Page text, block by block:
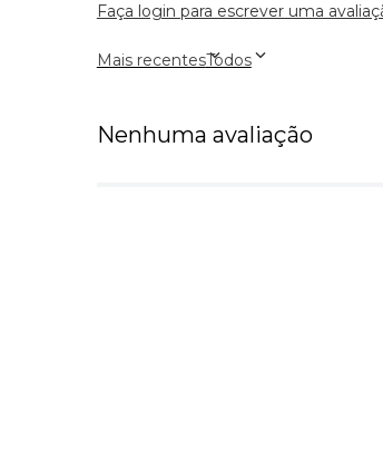
Faça login para escrever uma
Mais recentesTodos
Nenhuma avaliação